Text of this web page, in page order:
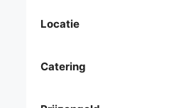
Locatie
Catering